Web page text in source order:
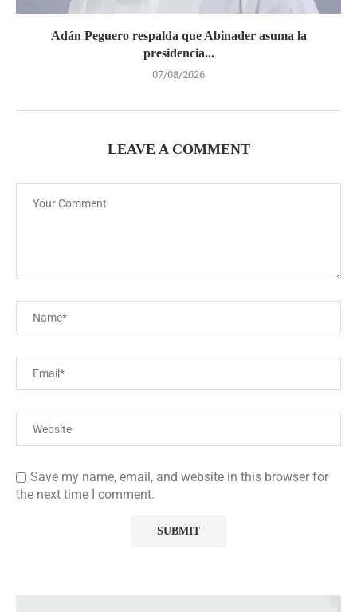
Adán Peguero respalda que Abinader asuma la
presidencia...
07/08/2026
LEAVE A COMMENT
Save my name, email, and website in this browser for
the next time I comment.